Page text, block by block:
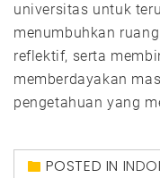
universitas untuk
menumbuhkan
reflektif, serta
memberdayakan
pengetahuan yang
POSTED IN